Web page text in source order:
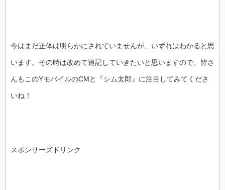
今はまだ正体は明らかにされていませんが、いずれはわかると思
います。その時は改めて追記していきたいと思いますので、皆さ
んもこのYモバイルのCMと『シム太郎』に注目してみてくださ
いね！
スポンサーズドリンク